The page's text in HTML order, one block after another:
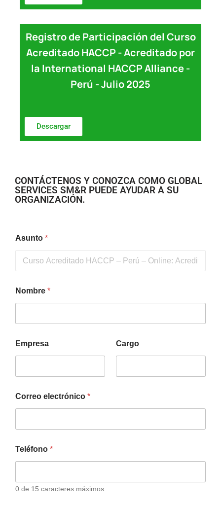
Registro de Participación del Curso
Acreditado HACCP - Acreditado por
la International HACCP Alliance -
Perú - Julio 2025
Descargar
CONTÁCTENOS Y CONOZCA COMO GLOBAL
SERVICES SM&R PUEDE AYUDAR A SU
ORGANIZACIÓN.
Asunto *
Nombre *
Empresa Cargo
Correo electrónico *
Teléfono *
0 de 15 caracteres máximos.